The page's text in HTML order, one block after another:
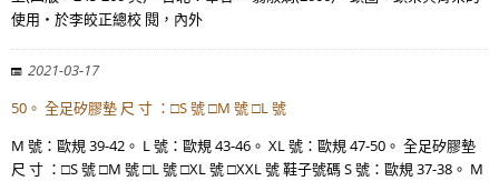
使用‧於李皎正總校 閱，內外
2021-03-17
50。 全足矽膠墊 尺 寸 ：□S 號 □M 號 □L 號
M 號：歐規 39-42。 L 號：歐規 43-46。 XL 號：歐規 47-50。 全足矽膠墊
尺 寸 ：□S 號 □M 號 □L 號 □XL 號 □XXL 號 鞋子號碼 S 號：歐規 37-38。 M